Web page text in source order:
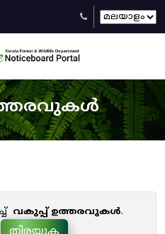
വകുപ്പ് ഉത്തരവുകൾ.